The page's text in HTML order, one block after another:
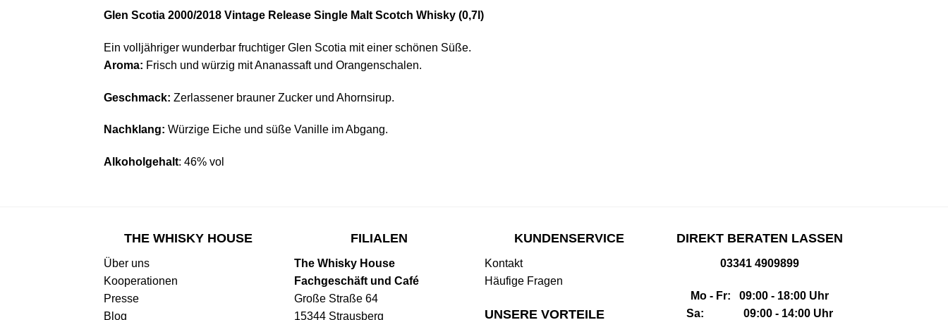
Glen Scotia 2000/2018 Vintage Release Single Malt Scotch Whisky (0,7l)
Ein volljähriger wunderbar fruchtiger Glen Scotia mit einer schönen Süße.
Aroma: Frisch und würzig mit Ananassaft und Orangenschalen.
Geschmack: Zerlassener brauner Zucker und Ahornsirup.
Nachklang: Würzige Eiche und süße Vanille im Abgang.
Alkoholgehalt: 46% vol
THE WHISKY HOUSE
Über uns
Kooperationen
Presse
Blog
FILIALEN
The Whisky House
Fachgeschäft und Café
Große Straße 64
15344 Strausberg
KUNDENSERVICE
Kontakt
Häufige Fragen
UNSERE VORTEILE
DIREKT BERATEN LASSEN
03341 4909899
Mo - Fr: 09:00 - 18:00 Uhr
Sa: 09:00 - 14:00 Uhr